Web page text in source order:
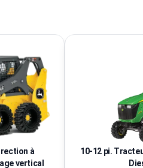
à
vertical
10-12 pi.